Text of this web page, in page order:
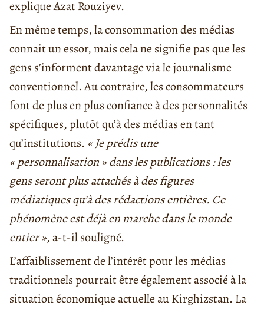
explique Azat Rouziyev.
En même temps, la consommation des médias
connait un essor, mais cela ne signifie pas que les
gens s’informent davantage via le journalisme
conventionnel. Au contraire, les consommateurs
font de plus en plus confiance à des personnalités
spécifiques, plutôt qu’à des médias en tant
qu’institutions. « Je prédis une
« personnalisation » dans les publications : les
gens seront plus attachés à des figures
médiatiques qu’à des rédactions entières. Ce
phénomène est déjà en marche dans le monde
entier », a-t-il souligné.
L’affaiblissement de l’intérêt pour les médias
traditionnels pourrait être également associé à la
situation économique actuelle au Kirghizstan. La